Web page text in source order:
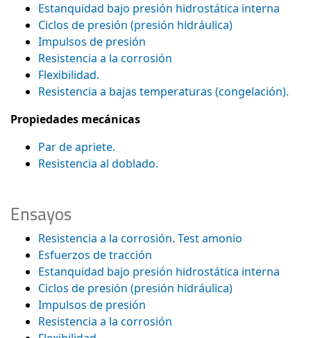
Estanquidad bajo presión hidrostática interna
Ciclos de presión (presión hidráulica)
Impulsos de presión
Resistencia a la corrosión
Flexibilidad.
Resistencia a bajas temperaturas (congelación).
Propiedades mecánicas
Par de apriete.
Resistencia al doblado.
Ensayos
Resistencia a la corrosión. Test amonio
Esfuerzos de tracción
Estanquidad bajo presión hidrostática interna
Ciclos de presión (presión hidráulica)
Impulsos de presión
Resistencia a la corrosión